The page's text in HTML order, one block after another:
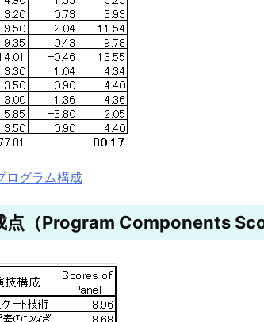
ログラム構成
点（Program Components